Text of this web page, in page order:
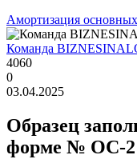
Амортизация основных
Команда
4060
0
03.04.2025
Образец
форме № ОС-2